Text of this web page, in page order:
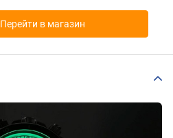
Перейти в магазин